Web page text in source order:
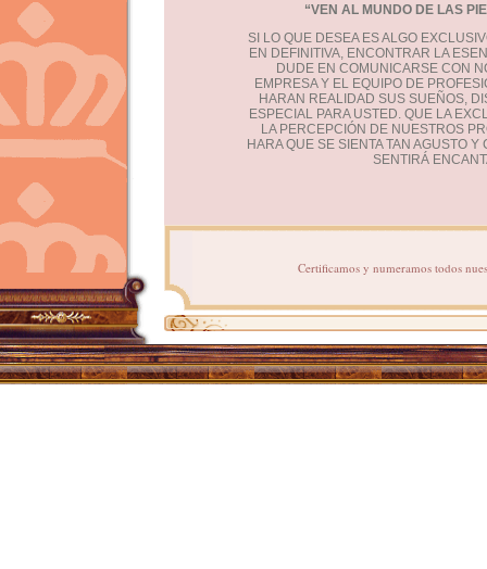
“VEN AL MUNDO DE LAS
SI LO QUE DESEA ES ALGO
EN DEFINITIVA, ENCONTRAR LA
DUDE EN COMUNICARSE CON
EMPRESA Y EL EQUIPO DE
HARAN REALIDAD SUS SUEÑOS,
ESPECIAL PARA USTED. QUE LA
LA PERCEPCIÓN DE NUESTROS
HARA QUE SE SIENTA TAN AGUSTO
SENTIRÁ
Certificamos y numeramos todos